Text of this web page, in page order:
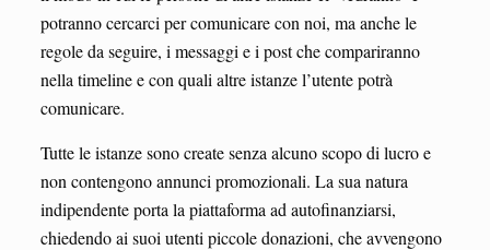
potranno cercarci per comunicare con noi, ma anche le
regole da seguire, i messaggi e i post che compariranno
nella timeline e con quali altre istanze l’utente potrà
comunicare.
Tutte le istanze sono create senza alcuno scopo di lucro e
non contengono annunci promozionali. La sua natura
indipendente porta la piattaforma ad autofinanziarsi,
chiedendo ai suoi utenti piccole donazioni, che avvengono